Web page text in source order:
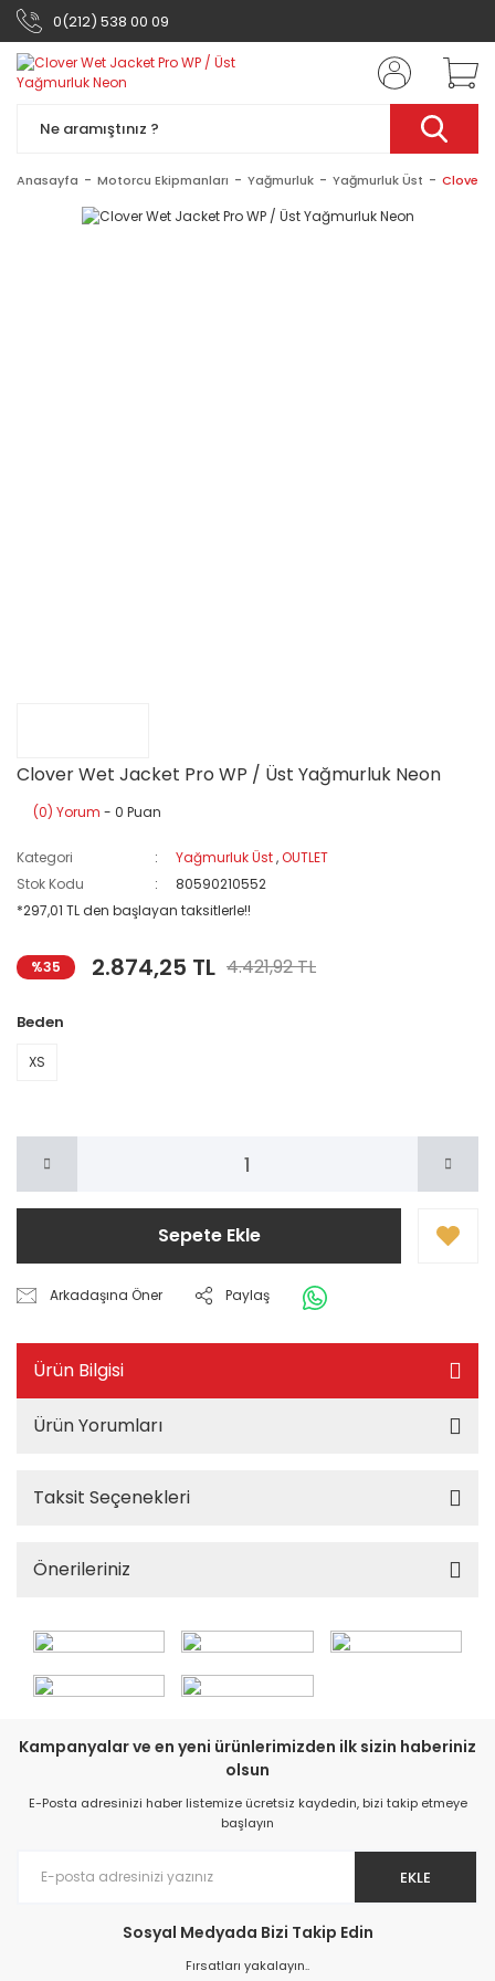
0(212) 538 00 09
Anasayfa Motorcu Ekipmanları Yağmurluk Yağmurluk Üst Clover
Clover Wet Jacket Pro WP / Üst Yağmurluk Neon
(0) Yorum - 0 Puan
Kategori Yağmurluk Üst,OUTLET
Stok Kodu
80590210552
*297,01 TL den başlayan taksitlerle!!
%35 2.874,25 TL 4.421,92 TL
Beden
XS
Sepete Ekle
Arkadaşına Öner Paylaş
Ürün Bilgisi
Ürün Yorumları
Taksit Seçenekleri
Önerileriniz
Kampanyalar ve en yeni ürünlerimizden ilk sizin haberiniz
olsun
E-Posta adresinizi haber listemize ücretsiz kaydedin, bizi takip etmeye
başlayın
EKLE
Sosyal Medyada Bizi Takip Edin
Fırsatları yakalayın..